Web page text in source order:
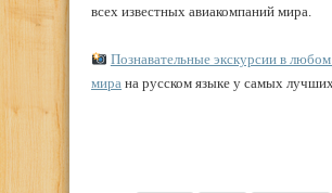
всех известных авиакомпаний мира.
Познавательные экскурсии в
мира на русском языке у самых